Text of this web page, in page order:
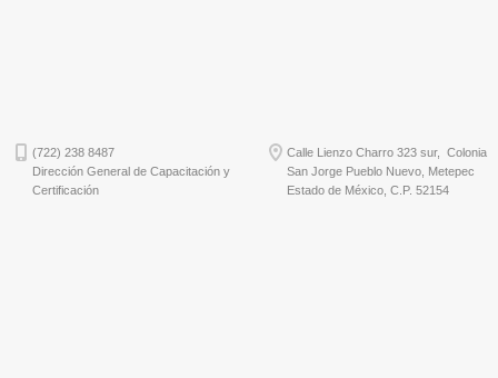
(722) 238 8487
Dirección General de Capacitación y
Certificación
Calle Lienzo Charro 323 sur, Colonia
San Jorge Pueblo Nuevo, Metepec
Estado de México, C.P. 52154